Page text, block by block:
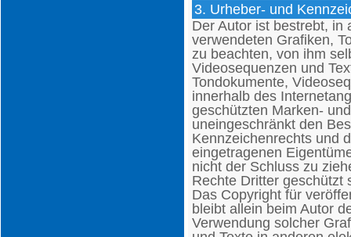
3. Urheber- und
Der Autor ist bestrebt, in
verwendeten Grafiken,
zu beachten, von ihm
Videosequenzen und
Tondokumente,
innerhalb des
geschützten Marken-
uneingeschränkt den
Kennzeichenrechts und
eingetragenen
nicht der Schluss zu
Rechte Dritter geschützt
Das Copyright für
bleibt allein beim Autor
Verwendung solcher